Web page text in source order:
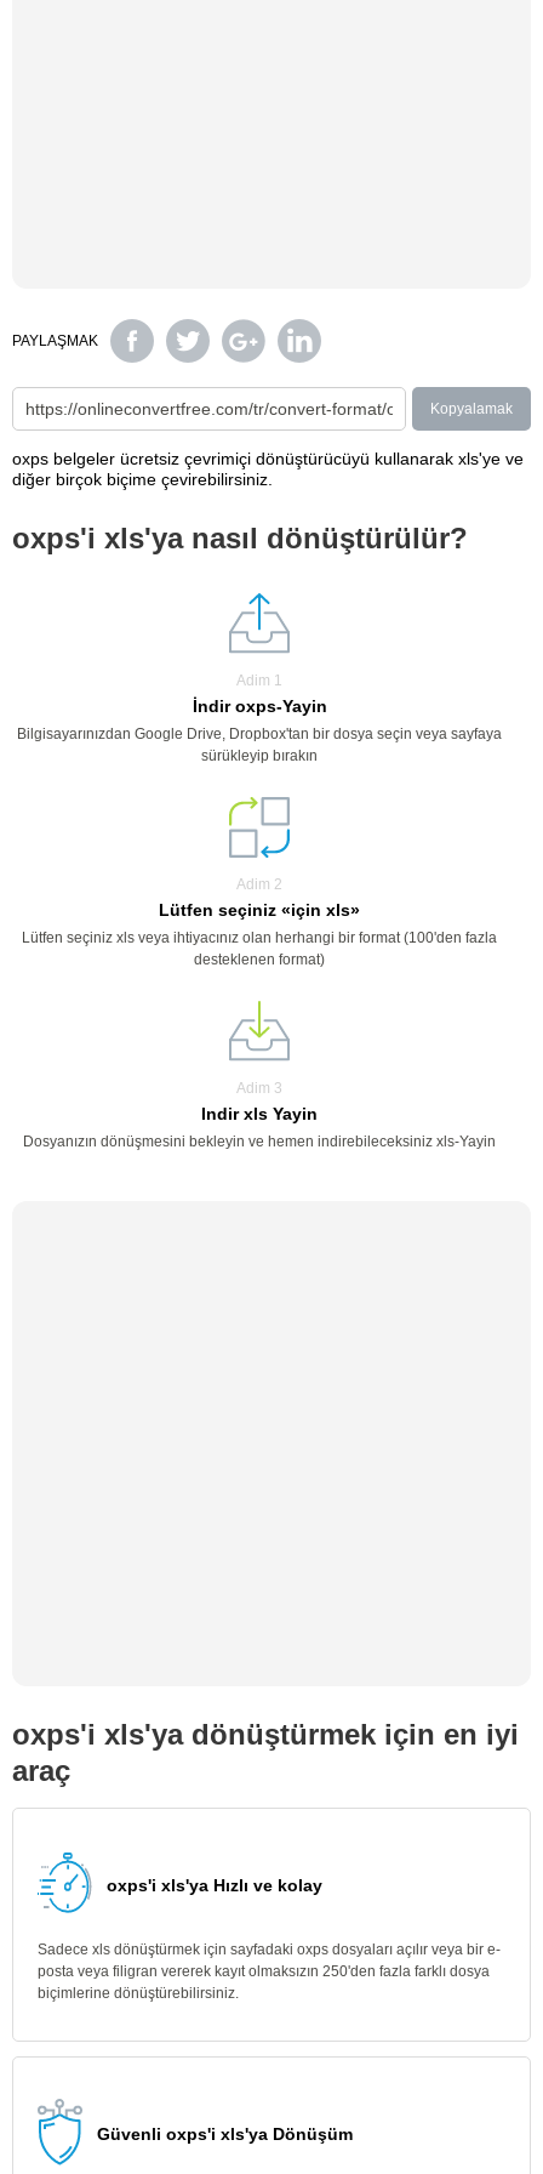
PAYLAŞMAK
Kopyalamak
oxps belgeler ücretsiz çevrimiçi dönüştürücüyü kullanarak xls'ye ve
diğer birçok biçime çevirebilirsiniz.
oxps'i xls'ya nasıl dönüştürülür?
Adim 1
İndir oxps-Yayin
Bilgisayarınızdan Google Drive, Dropbox'tan bir dosya seçin veya sayfaya
sürükleyip bırakın
Adim 2
Lütfen seçiniz «için xls»
Lütfen seçiniz xls veya ihtiyacınız olan herhangi bir format (100'den fazla
desteklenen format)
Adim 3
Indir xls Yayin
Dosyanızın dönüşmesini bekleyin ve hemen indirebileceksiniz xls-Yayin
oxps'i xls'ya dönüştürmek için en iyi
araç
oxps'i xls'ya Hızlı ve kolay
Sadece xls dönüştürmek için sayfadaki oxps dosyaları açılır veya bir e-
posta veya filigran vererek kayıt olmaksızın 250'den fazla farklı dosya
biçimlerine dönüştürebilirsiniz.
Güvenli oxps'i xls'ya Dönüşüm